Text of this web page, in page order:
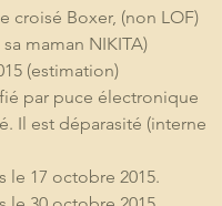
croisé Boxer, (non LOF)
maman NIKITA)
(estimation)
par puce électronique
Il est déparasité (interne
le 17 octobre 2015.